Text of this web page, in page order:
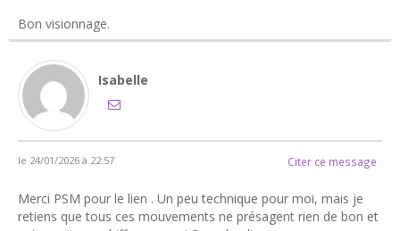
Bon visionnage.
Isabelle
le 24/01/2026 à 22:57 Citer ce message
Merci PSM pour le lien . Un peu technique pour moi, mais je
retiens que tous ces mouvements ne présagent rien de bon et